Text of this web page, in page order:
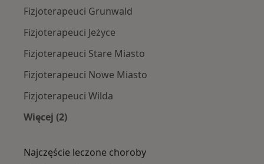
Fizjoterapeuci Grunwald
Fizjoterapeuci Jeżyce
Fizjoterapeuci Stare Miasto
Fizjoterapeuci Nowe Miasto
Fizjoterapeuci Wilda
Więcej (2)
Najczęście leczone choroby